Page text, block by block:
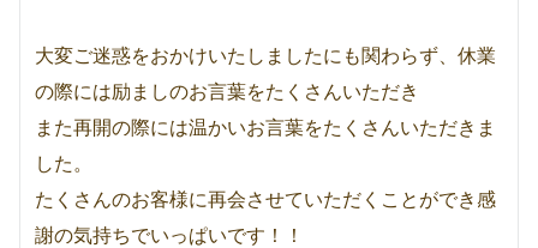
大変ご迷惑をおかけいたしましたにも関わらず、休業
の際には励ましのお言葉をたくさんいただき
また再開の際には温かいお言葉をたくさんいただきま
した。
たくさんのお客様に再会させていただくことができ感
謝の気持ちでいっぱいです！！